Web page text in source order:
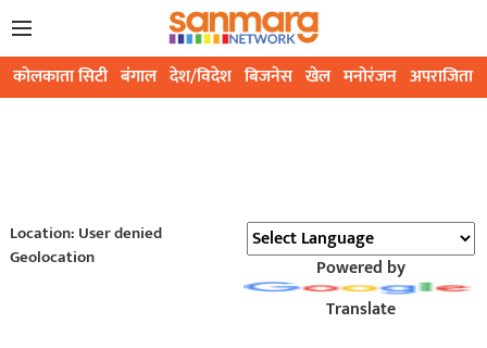
कोलकाता सिटी बंगाल देश/विदेश बिजनेस खेल मनोरंजन अपराजिता
Location: User denied
Geolocation
Powered by
Translate